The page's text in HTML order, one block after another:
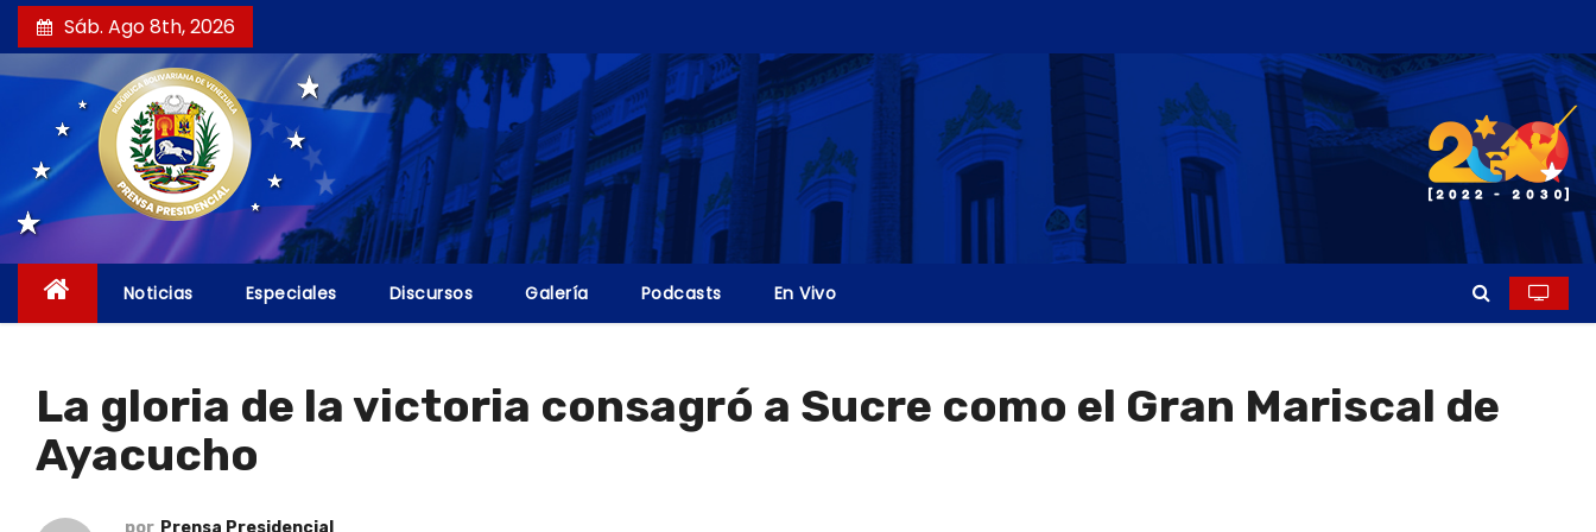
a
l
Sáb. Ago 8th, 2026
Noticias Especiales Discursos Galería Podcasts En Vivo
La gloria de la victoria consagró a Sucre como el Gran Mariscal de
Ayacucho
por Prensa Presidencial